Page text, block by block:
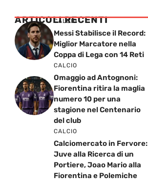
ARTICOLI RECENTI
CALCIO
Messi Stabilisce il Record:
Miglior Marcatore nella
Coppa di Lega con 14 Reti
CALCIO
Omaggio ad Antognoni:
Fiorentina ritira la maglia
numero 10 per una
stagione nel Centenario
del club
CALCIO
Calciomercato in Fervore:
Juve alla Ricerca di un
Portiere, Joao Mario alla
Fiorentina e Polemiche